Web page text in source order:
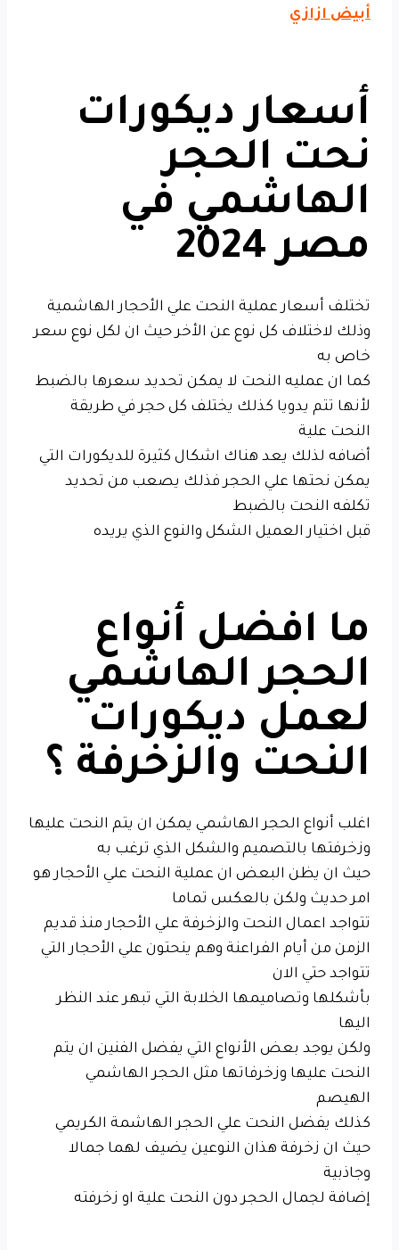
أبيض ازازي
أسعار ديكورات
نحت الحجر
الهاشمي في
مصر 2024
تختلف أسعار عملية النحت علي الأحجار الهاشمية
وذلك لاختلاف كل نوع عن الأخر حيث ان لكل نوع سعر
خاص به
كما ان عمليه النحت لا يمكن تحديد سعرها بالضبط
لأنها تتم يدويا كذلك يختلف كل حجر في طريقة
النحت علية
أضافه لذلك يعد هناك اشكال كثيرة للديكورات التي
يمكن نحتها علي الحجر فذلك يصعب من تحديد
تكلفه النحت بالضبط
قبل اختيار العميل الشكل والنوع الذي يريده
ما افضل أنواع
الحجر الهاشمي
لعمل ديكورات
النحت والزخرفة ؟
اغلب أنواع الحجر الهاشمي يمكن ان يتم النحت عليها
وزخرفتها بالتصميم والشكل الذي ترغب به
حيث ان يظن البعض ان عملية النحت علي الأحجار هو
امر حديث ولكن بالعكس تماما
تتواجد اعمال النحت والزخرفة علي الأحجار منذ قديم
الزمن من أيام الفراعنة وهم ينحتون علي الأحجار التي
تتواجد حتي الان
بأشكلها وتصاميمها الخلابة التي تبهر عند النظر
اليها
ولكن يوجد بعض الأنواع التي يفضل الفنين ان يتم
النحت عليها وزخرفاتها مثل الحجر الهاشمي
الهيصم
كذلك يفضل النحت علي الحجر الهاشمة الكريمي
حيث ان زخرفة هذان النوعين يضيف لهما جمالا
وجاذبية
إضافة لجمال الحجر دون النحت علية او زخرفته